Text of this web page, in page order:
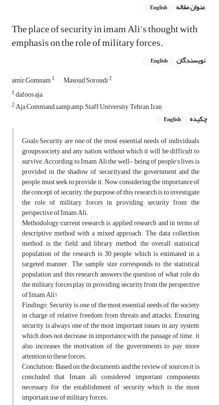
عنوان مقاله English
The place of security in imam Ali's thought with
emphasis on the role of military forces.
نویسندگان English
amir Gomnam1 Masoud Soroudi2
1dafoos aja
2Aja Command &amp;amp; Staff University, Tehran, Iran
چکیده
English
Goals:Security are one of the most essential needs of individuals,
groups,society and any nation, without which it will be difficult to
survive.According to Imam Ali the well- being of people's lives is
provided in the shadow of securityand the government and the
people must seek to provide it. Now considering the importance of
the concept of security, the purpose of this research is to investigate
the role of military forces in providing security from the
perspective of Imam Ali.
Methodology:current research is applied research and in terms of
descriptive method with a mixed approach. The data collection
method is the field and library method, the overall statistical
population of the research is 30 people, which is estimated in a
targeted manner. The sample size corresponds to the statistical
population and this research answers the question of what role do
the military forces play in providing security from the perspective
of Imam Ali?
Findings: Security is one of the most essential needs of the society
in charge of relative freedom from threats and attacks. Ensuring
security is always one of the most important issues in any system,
which does not decrease in importance with the passage of time. it
also increases the motivation of the governments to pay more
attention to these forces.
Conclution: Based on the documents and the review of sources it is
concluded that Imam ali considered important components
necessary for the establishment of security which is the most
important use of military forces.